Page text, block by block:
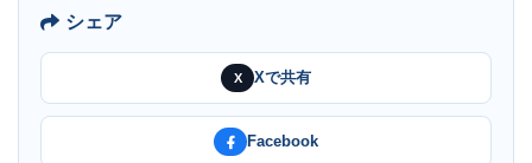
シェア
X Xで共有
Facebook